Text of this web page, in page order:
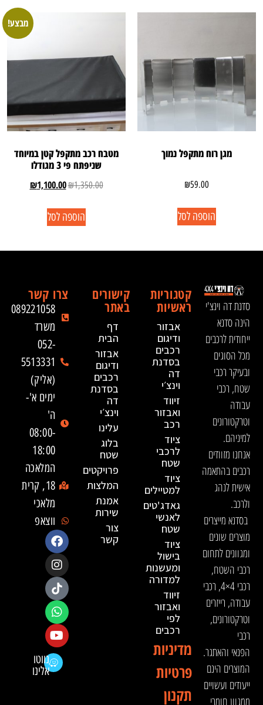
מגן רוח מתקפל נמוך
₪59.00
הוספה לסל
מבצע!
מטבח רכב מתקפל קטן במיוחד
שניפתח פי 3 מגודלו
₪1,350.00
₪1,100.00
הוספה לסל
סדנת דה וינצ'י
הינה סדנא
ייחודית לרכבים
מכל הסוגים
ובעיקר רכבי
שטח, רכבי
עבודה
וטרקטורונים
למיניהם.
אנחנו מזוודים
רכבים בהתאמה
אישית לנהג
ולרכב.
בסדנא מייצרים
מוצרים שונים
ומגוונים לתחום
רכבי השטח,
רכבי 4×4, רכבי
עבודה, רייזרים
וטרקטורונים,
רכבי
הפנאי והאתגר.
המוצרים הינם
ייעודים ועשויים
ממגוון חומרי
קטגוריות
ראשיות
אבזור
ודיגום
רכבים
בסדנת
דה
וינצ׳י
זיווד
ואבזור
רכב
ציוד
לרכבי
שטח
ציוד
למטיילים
גאדג'טים
לאנשי
שטח
ציוד
בישול
ומעשנות
למדורה
זיווד
ואבזור
לפי
רכבים
מדיניות
פרטיות
תקנון
קישורים
באתר
דף
הבית
אבזור
ודיגום
רכבים
בסדנת
דה
וינצ׳י
עלינו
בלוג
שטח
פרויקטים
המלצות
אמנת
שירות
צור
קשר
צרו קשר
089221058
משרד
052-
5513331
(אליק)
ימים א'-
ה'
08:00-
18:00
המלאכה
18, קרית
מלאכי
ווצאפ
נווטו
אלינו